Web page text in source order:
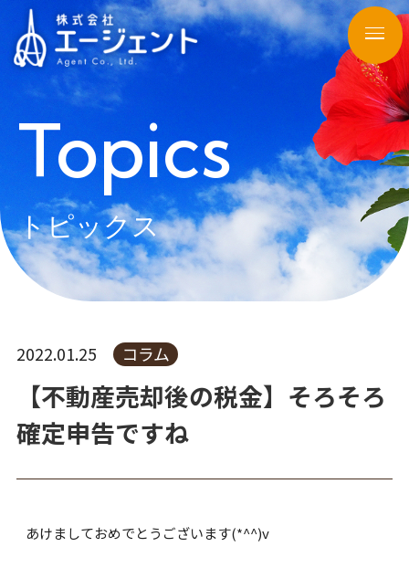
Topics
トピックス
【不動産売却後の税金】そろそろ
確定申告ですね
2022.01.25 コラム
あけましておめでとうございます(*^^)v